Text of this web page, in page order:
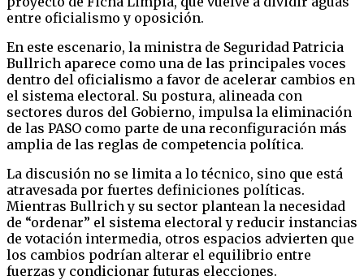
entre oficialismo y oposición.
En este escenario, la ministra de Seguridad Patricia
Bullrich aparece como una de las principales voces
dentro del oficialismo a favor de acelerar cambios en
el sistema electoral. Su postura, alineada con
sectores duros del Gobierno, impulsa la eliminación
de las PASO como parte de una reconfiguración más
amplia de las reglas de competencia política.
La discusión no se limita a lo técnico, sino que está
atravesada por fuertes definiciones políticas.
Mientras Bullrich y su sector plantean la necesidad
de “ordenar” el sistema electoral y reducir instancias
de votación intermedia, otros espacios advierten que
los cambios podrían alterar el equilibrio entre
fuerzas y condicionar futuras elecciones.